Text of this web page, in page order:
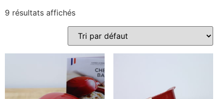
9 résultats affichés